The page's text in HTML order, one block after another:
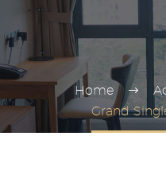
Home
Grand